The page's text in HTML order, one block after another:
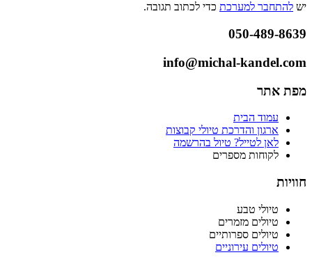
יש להתחבר למערכת כדי לכתוב תגובה.
050-489-8639
info@michal-kandel.com
מפת אתר
עמוד הבית
ארגון והדרכת טיולי קבוצות
לאן לטייל? טיול בהרשמה
לקוחות מספרים
חוויות
טיולי טבע
טיולים מזמרים
טיולים ספרותיים
טיולים עירוניים